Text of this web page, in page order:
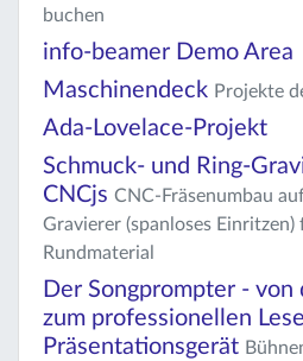
buchen
info-beamer Demo Area
Maschinendeck Projekte
Ada-Lovelace-Projekt
Schmuck- und Ring-
CNCjs CNC-Fräsenumbau
Gravierer (spanloses Einritzen)
Rundmaterial
Der Songprompter -
zum professionellen
Präsentationsgerät